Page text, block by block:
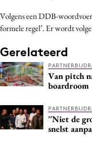
Carriere
Contentmarketing
Craft
Customer Experience
Data & Insights
Digital transformation
Diversiteit
Volgens een DDB-
formele regel’. Er wordt
Gerelateerd
Van pitch
boardroom
''Niet de
snelst